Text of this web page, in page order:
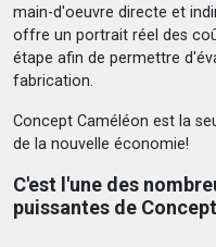
main-d'oeuvre directe et
offre un portrait réel des
étape afin de permettre
fabrication.
Concept Caméléon est la
de la nouvelle économie!
C'est l'une des
puissantes de